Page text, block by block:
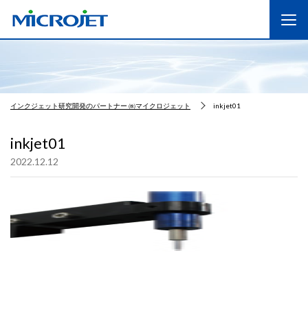
インクジェット研究開発のパートナー ㈱マイクロジェット inkjet01
inkjet01
2022.12.12